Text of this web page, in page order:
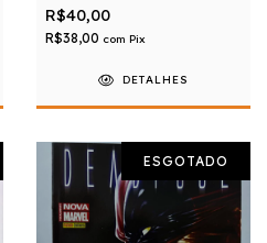
R$40,00
R$38,00 com Pix
DETALHES
ESGOTADO